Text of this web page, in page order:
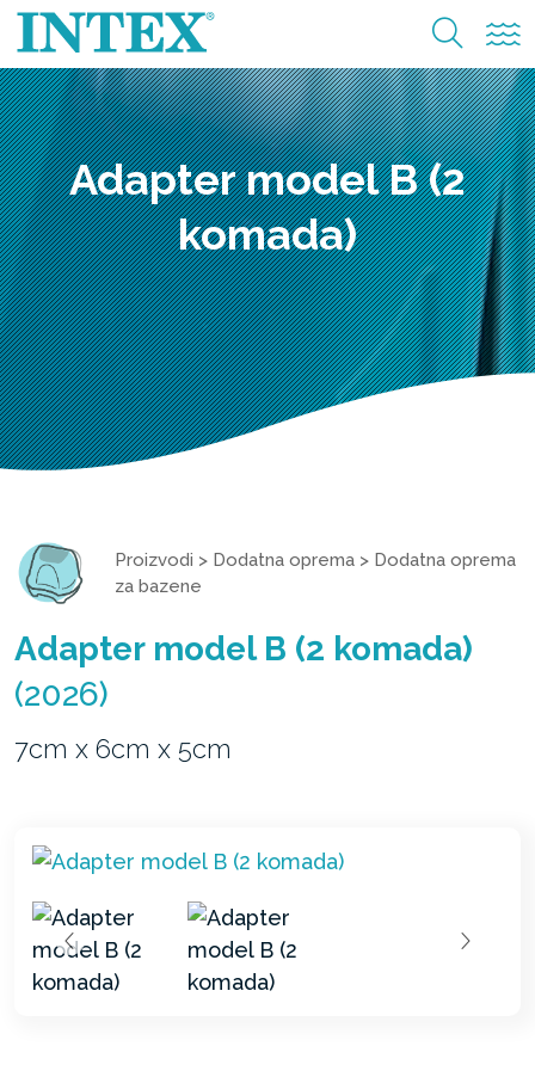
Adapter model B (2
komada)
Proizvodi > Dodatna oprema > Dodatna oprema
za bazene
Adapter model B (2 komada)
(2026)
7cm x 6cm x 5cm